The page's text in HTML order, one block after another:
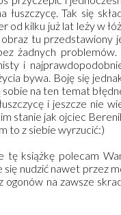
łuszczycę. Tak się
od kilku już lat leży w
tu przedstawiony
żadnych
i
bywa. Boję się
na ten temat
i jeszcze nie
stanie jak ojciec
to z siebie wyrzucić:)
tę książkę polecam
się nudzić nawet przez
na zawsze